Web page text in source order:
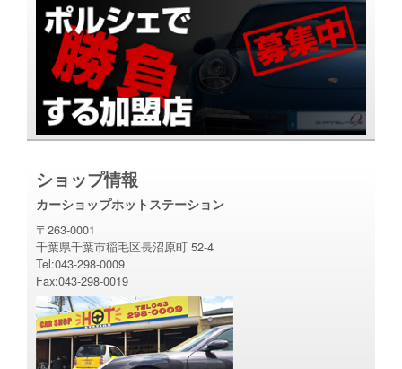
ショップ情報
カーショップホットステーション
〒263-0001
千葉県千葉市稲毛区長沼原町 52-4
Tel:043-298-0009
Fax:043-298-0019